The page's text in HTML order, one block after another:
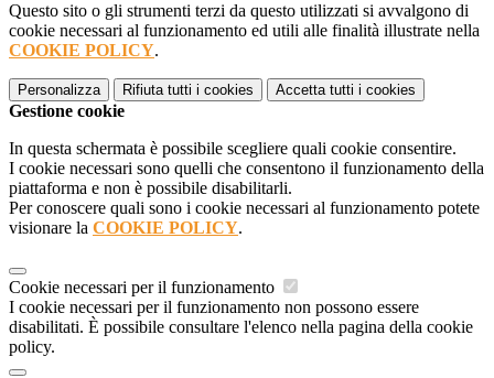
Questo sito o gli strumenti terzi da questo utilizzati si avvalgono di
cookie necessari al funzionamento ed utili alle finalità illustrate nella
COOKIE POLICY.
Personalizza Rifiuta tutti i cookies Accetta tutti i cookies
Gestione cookie
In questa schermata è possibile scegliere quali cookie consentire.
I cookie necessari sono quelli che consentono il funzionamento della
piattaforma e non è possibile disabilitarli.
Per conoscere quali sono i cookie necessari al funzionamento potete
visionare la COOKIE POLICY.
Cookie necessari per il funzionamento
I cookie necessari per il funzionamento non possono essere
disabilitati. È possibile consultare l'elenco nella pagina della cookie
policy.